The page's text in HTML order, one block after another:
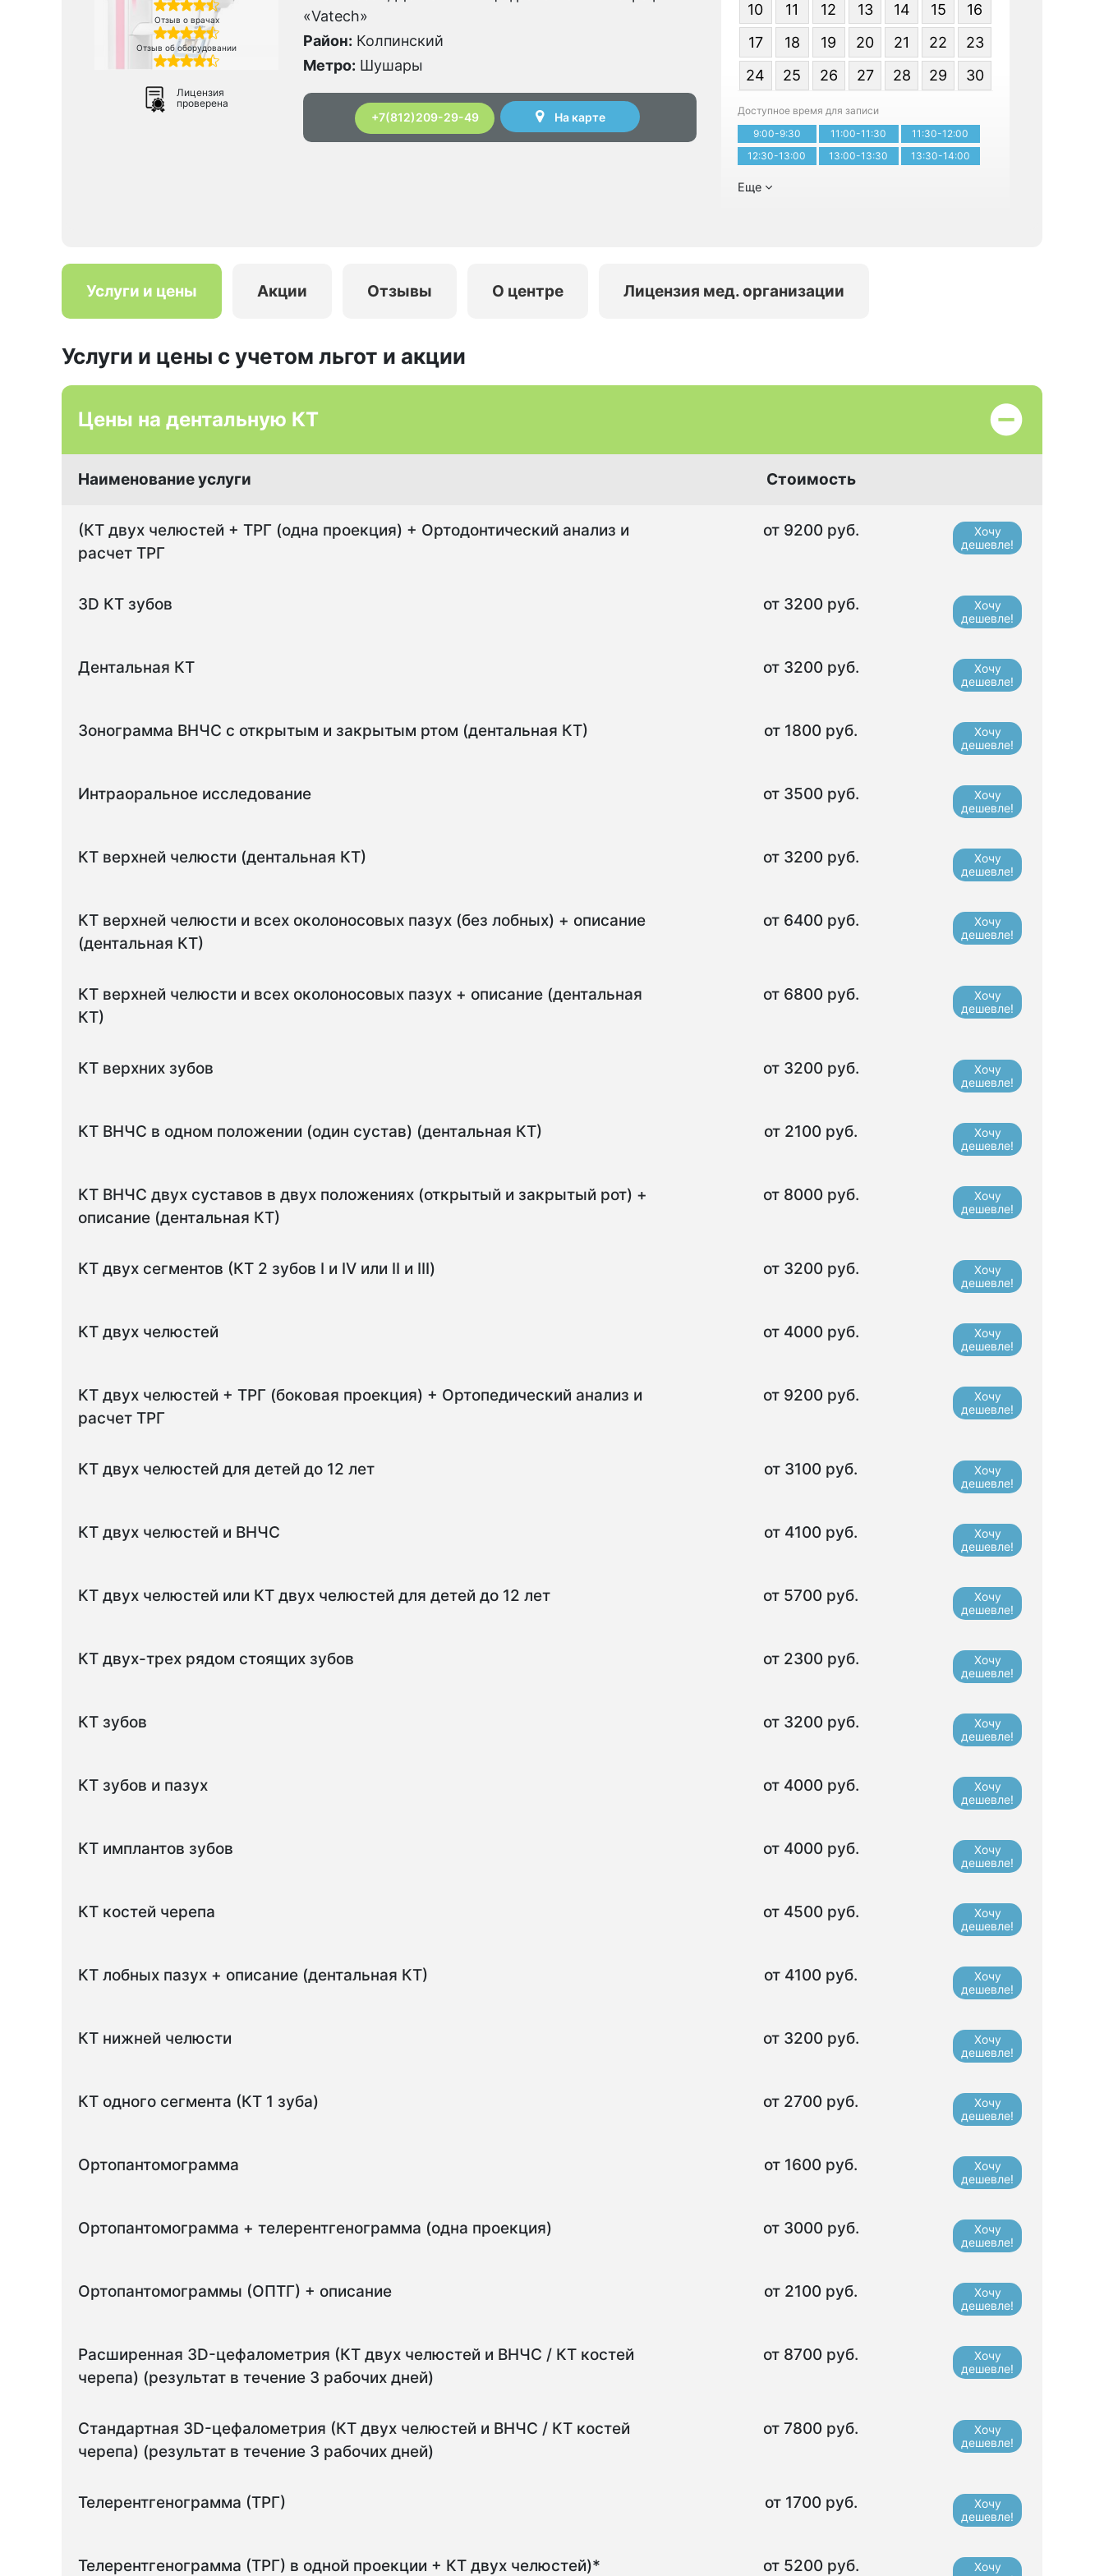
Отзыв о врачах
Отзыв об оборудовании
Лицензия
проверена
«Vatech»
Район: Колпинский
Метро: Шушары
+7(812)209-29-49 На карте
10
11 12 13 14 15
16
17
18 19 20 21 22
23
24
25 26 27 28 29 30
Доступное время для записи
9:00-9:30
11:00-11:30
11:30-12:00
12:30-13:00
13:00-13:30 13:30-14:00
Еще
Услуги и цены Акции Отзывы О центре Лицензия мед. организации
Услуги и цены с учетом льгот и акции
Цены на дентальную КТ
Наименование услуги Стоимость
(КТ двух челюстей + ТРГ (одна проекция) + Ортодонтический анализ и
расчет ТРГ
от 9200 руб.
Хочу
дешевле!
3D КТ зубов от 3200 руб.
Хочу
дешевле!
Дентальная КТ от 3200 руб.
Хочу
дешевле!
Зонограмма ВНЧС с открытым и закрытым ртом (дентальная КТ) от 1800 руб.
Хочу
дешевле!
Интраоральное исследование от 3500 руб.
Хочу
дешевле!
КТ верхней челюсти (дентальная КТ) от 3200 руб.
Хочу
дешевле!
КТ верхней челюсти и всех околоносовых пазух (без лобных) + описание
(дентальная КТ)
от 6400 руб.
Хочу
дешевле!
КТ верхней челюсти и всех околоносовых пазух + описание (дентальная
КТ)
от 6800 руб.
Хочу
дешевле!
КТ верхних зубов от 3200 руб.
Хочу
дешевле!
КТ ВНЧС в одном положении (один сустав) (дентальная КТ) от 2100 руб.
Хочу
дешевле!
КТ ВНЧС двух суставов в двух положениях (открытый и закрытый рот) +
описание (дентальная КТ)
от 8000 руб.
Хочу
дешевле!
КТ двух сегментов (КТ 2 зубов I и IV или II и III) от 3200 руб.
Хочу
дешевле!
КТ двух челюстей от 4000 руб.
Хочу
дешевле!
КТ двух челюстей + ТРГ (боковая проекция) + Ортопедический анализ и
расчет ТРГ
от 9200 руб.
Хочу
дешевле!
КТ двух челюстей для детей до 12 лет от 3100 руб.
Хочу
дешевле!
КТ двух челюстей и ВНЧС от 4100 руб.
Хочу
дешевле!
КТ двух челюстей или КТ двух челюстей для детей до 12 лет от 5700 руб.
Хочу
дешевле!
КТ двух-трех рядом стоящих зубов от 2300 руб.
Хочу
дешевле!
КТ зубов от 3200 руб.
Хочу
дешевле!
КТ зубов и пазух от 4000 руб.
Хочу
дешевле!
КТ имплантов зубов от 4000 руб.
Хочу
дешевле!
КТ костей черепа от 4500 руб.
Хочу
дешевле!
КТ лобных пазух + описание (дентальная КТ) от 4100 руб.
Хочу
дешевле!
КТ нижней челюсти от 3200 руб.
Хочу
дешевле!
КТ одного сегмента (КТ 1 зуба) от 2700 руб.
Хочу
дешевле!
Ортопантомограмма от 1600 руб.
Хочу
дешевле!
Ортопантомограмма + телерентгенограмма (одна проекция) от 3000 руб.
Хочу
дешевле!
Ортопантомограммы (ОПТГ) + описание от 2100 руб.
Хочу
дешевле!
Расширенная ЗD-цефалометрия (КТ двух челюстей и ВНЧС / КТ костей
черепа) (результат в течение 3 рабочих дней)
от 8700 руб.
Хочу
дешевле!
Стандартная ЗD-цефалометрия (КТ двух челюстей и ВНЧС / КТ костей
черепа) (результат в течение 3 рабочих дней)
от 7800 руб.
Хочу
дешевле!
Телерентгенограмма (ТРГ) от 1700 руб.
Хочу
дешевле!
Телерентгенограмма (ТРГ) в одной проекции + КТ двух челюстей)* от 5200 руб.
Хочу